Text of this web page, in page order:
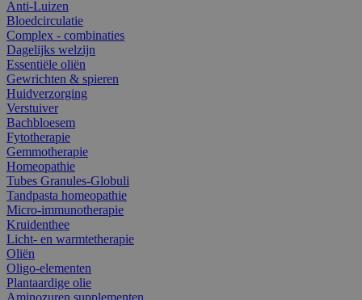
Anti-Luizen
Bloedcirculatie
Complex - combinaties
Dagelijks welzijn
Essentiële oliën
Gewrichten & spieren
Huidverzorging
Verstuiver
Bachbloesem
Fytotherapie
Gemmotherapie
Homeopathie
Tubes Granules-Globuli
Tandpasta homeopathie
Micro-immunotherapie
Kruidenthee
Licht- en warmtetherapie
Oliën
Oligo-elementen
Plantaardige olie
Aminozuren supplementen